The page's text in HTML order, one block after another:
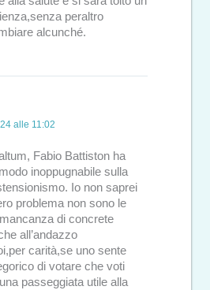
peraltro
alcunché.
alle 11:02
Fabio Battiston ha
inoppugnabile sulla
Io non saprei
problema non sono le
di concrete
all’andazzo
carità,se uno sente
di votare che voti
passeggiata utile alla